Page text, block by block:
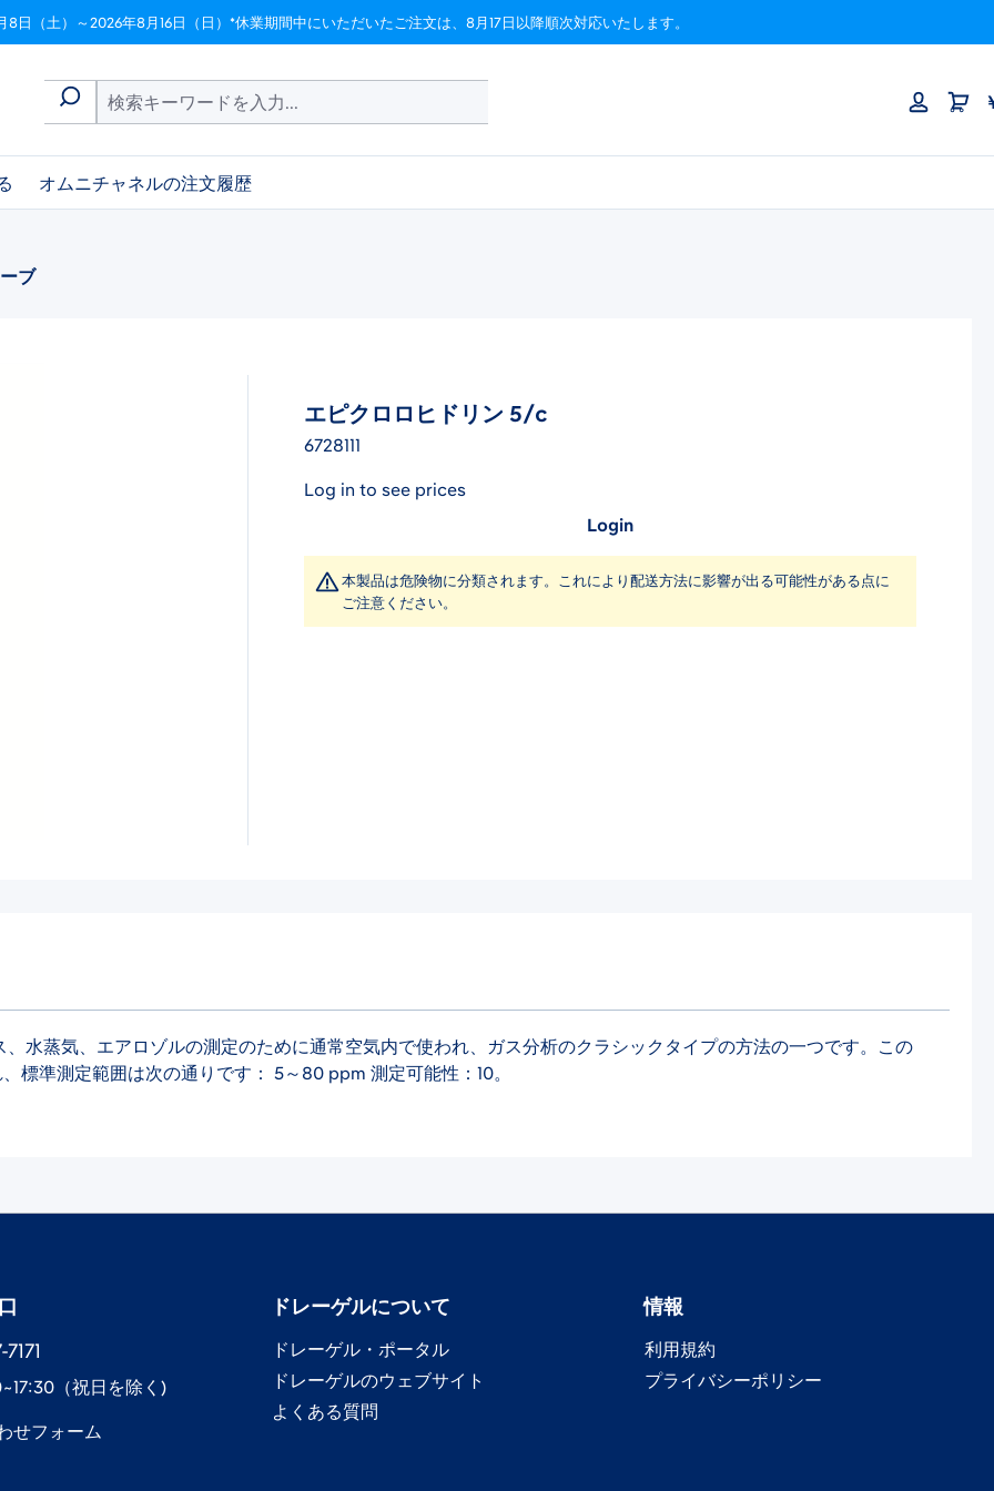
日（土）～2026年8月16日（日）*休業期間中にいただいたご注文は、8月17日以降順次対応いたします。
オムニチャネルの注文履歴
ブ
エピクロロヒドリン 5/c
6728111
Log in to see prices
Login
本製品は危険物に分類されます。これにより配送方法に影響が出る可能性がある点に
ご注意ください。
水蒸気、エアロゾルの測定のために通常空気内で使われ、ガス分析のクラシックタイプの方法の一つです。この
標準測定範囲は次の通りです： 5～80 ppm 測定可能性：10。
（祝日を除く)
せフォーム
ドレーゲル​について
ドレーゲル​・ポータル
ドレーゲル​のウェブサイト
よくある質問
情報
利用規約
プライバシーポリシー